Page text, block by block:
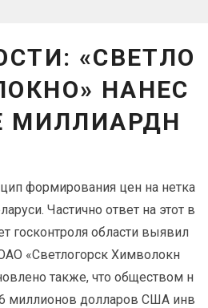
«СВЕТЛО
НАНЕС
МИЛЛИАРДН
формирования цен на нетка
Частично ответ на этот в
госконтроля области выявил
«Светлогорск Химволокн
также, что обществом н
миллионов долларов США инв